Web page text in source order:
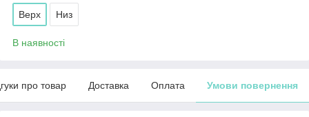
Верх Низ
В наявності
про товар Доставка Оплата Умови повернення